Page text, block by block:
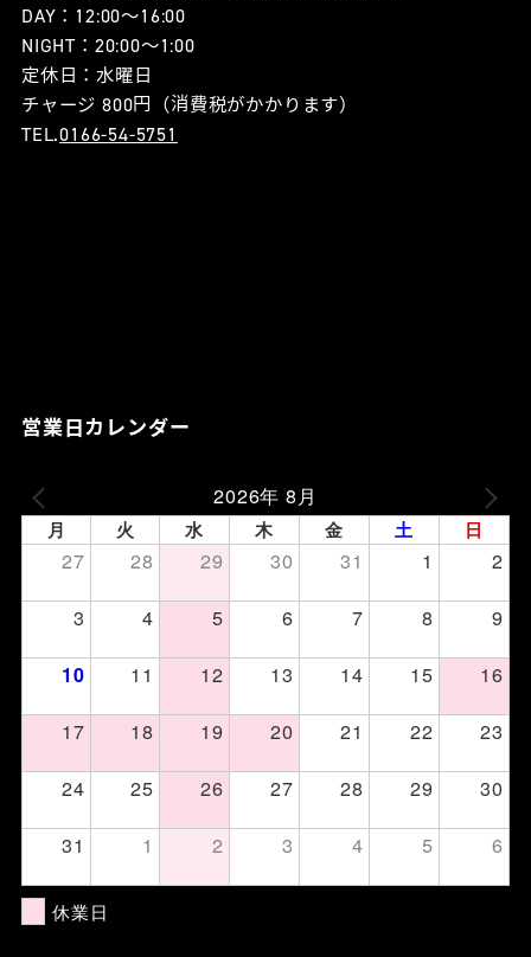
DAY：12:00〜16:00
NIGHT：20:00〜1:00
定休日：水曜日
チャージ 800円（消費税がかかります）
TEL.0166-54-5751
営業日カレンダー
2026年 8月
月 火 水 木 金 土 日
27 28 29 30 31 1
2
3
4 5 6 7 8 9
10 11 12 13 14 15
16
17
18 19 20 21 22
23
24
25 26 27 28 29
30
31
1 2 3 4 5 6
休業日